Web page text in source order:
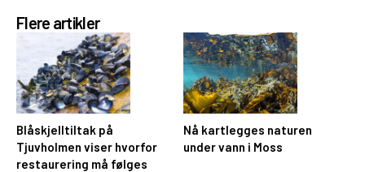
Flere artikler
Blåskjelltiltak på
Tjuvholmen viser hvorfor
restaurering må følges
Nå kartlegges naturen
under vann i Moss